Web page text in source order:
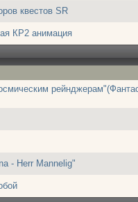
квестов SR
КР2 анимация
- Herr Mannelig"